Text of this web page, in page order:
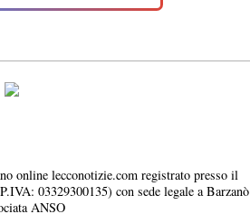
online lecconotizie.com registrato presso il
03329300135) con sede legale a Barzanò
ANSO